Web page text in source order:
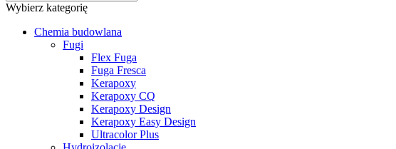
Wybierz kategorię
Chemia budowlana
Fugi
Flex Fuga
Fuga Fresca
Kerapoxy
Kerapoxy CQ
Kerapoxy Design
Kerapoxy Easy Design
Ultracolor Plus